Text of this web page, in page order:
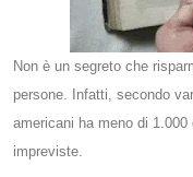
Non è un segreto che
persone. Infatti, secondo
americani ha meno di
impreviste.